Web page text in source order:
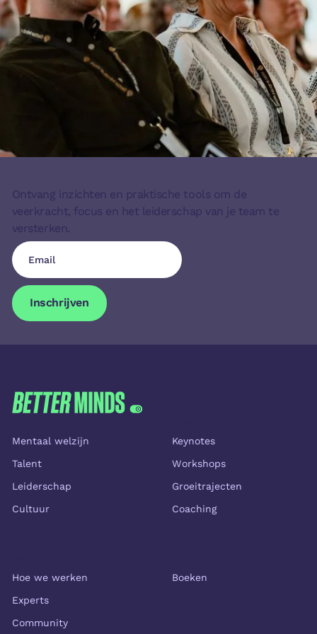
Ontvang inzichten en praktische tools om de
veerkracht, focus en het leiderschap van je team te
versterken.
Inschrijven
FOOTER
Mentaal welzijn
Talent
Leiderschap
Cultuur
Keynotes
Workshops
Groeitrajecten
Coaching
Hoe we werken
Experts
Community
Boeken